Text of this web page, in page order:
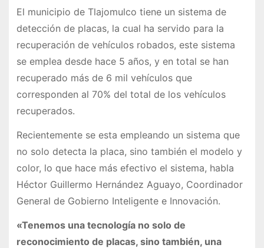
El municipio de Tlajomulco tiene un sistema de
detección de placas, la cual ha servido para la
recuperación de vehículos robados, este sistema
se emplea desde hace 5 años, y en total se han
recuperado más de 6 mil vehículos que
corresponden al 70% del total de los vehículos
recuperados.
Recientemente se esta empleando un sistema que
no solo detecta la placa, sino también el modelo y
color, lo que hace más efectivo el sistema, habla
Héctor Guillermo Hernández Aguayo, Coordinador
General de Gobierno Inteligente e Innovación.
«Tenemos una tecnología no solo de
reconocimiento de placas, sino también, una